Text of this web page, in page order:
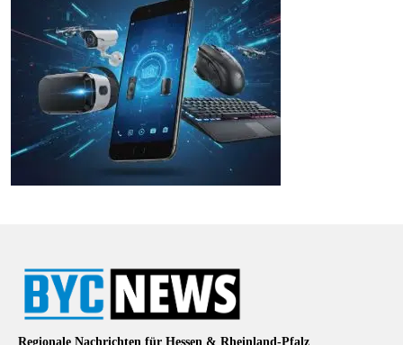
Regionale Nachrichten für Hessen & Rheinland-Pfalz